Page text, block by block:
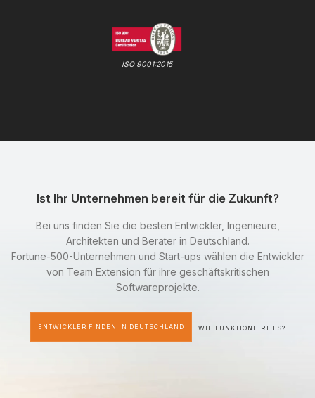
ISO 9001:2015
Ist Ihr Unternehmen bereit für die Zukunft?
Bei uns finden Sie die besten Entwickler, Ingenieure,
Architekten und Berater in Deutschland.
Fortune-500-Unternehmen und Start-ups wählen die Entwickler
von Team Extension für ihre geschäftskritischen
Softwareprojekte.
ENTWICKLER FINDEN IN DEUTSCHLAND WIE FUNKTIONIERT ES?